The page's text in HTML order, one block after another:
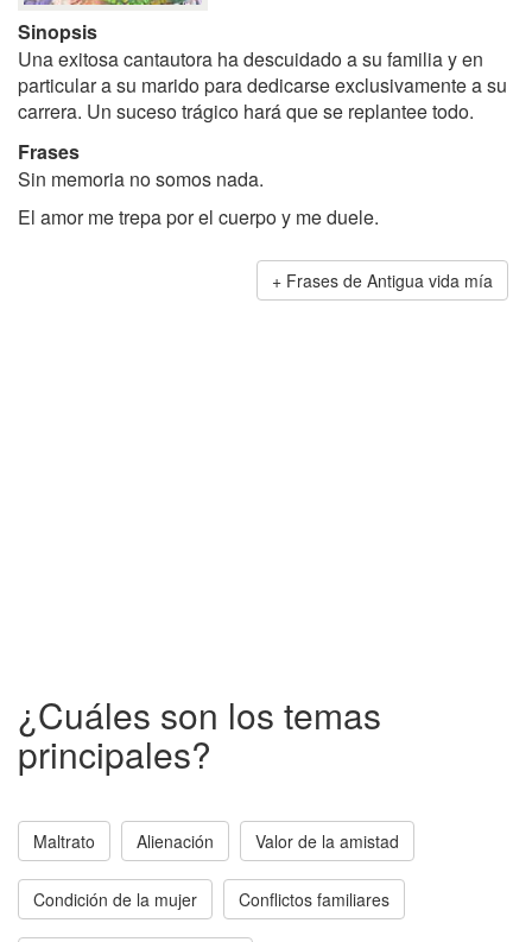
Sinopsis
Una exitosa cantautora ha descuidado a su familia y en
particular a su marido para dedicarse exclusivamente a su
carrera. Un suceso trágico hará que se replantee todo.
Frases
Sin memoria no somos nada.
El amor me trepa por el cuerpo y me duele.
Frases de Antigua vida mía
¿Cuáles son los temas
principales?
Maltrato Alienación Valor de la amistad
Condición de la mujer Conflictos familiares